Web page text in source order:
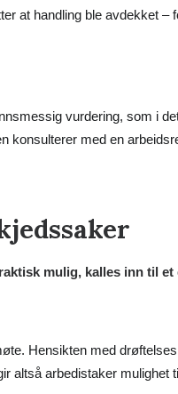
at handling ble avdekket –
vurdering, som i
konsulterer med en
mulig, kalles inn til
Hensikten med
arbedistaker mulighet